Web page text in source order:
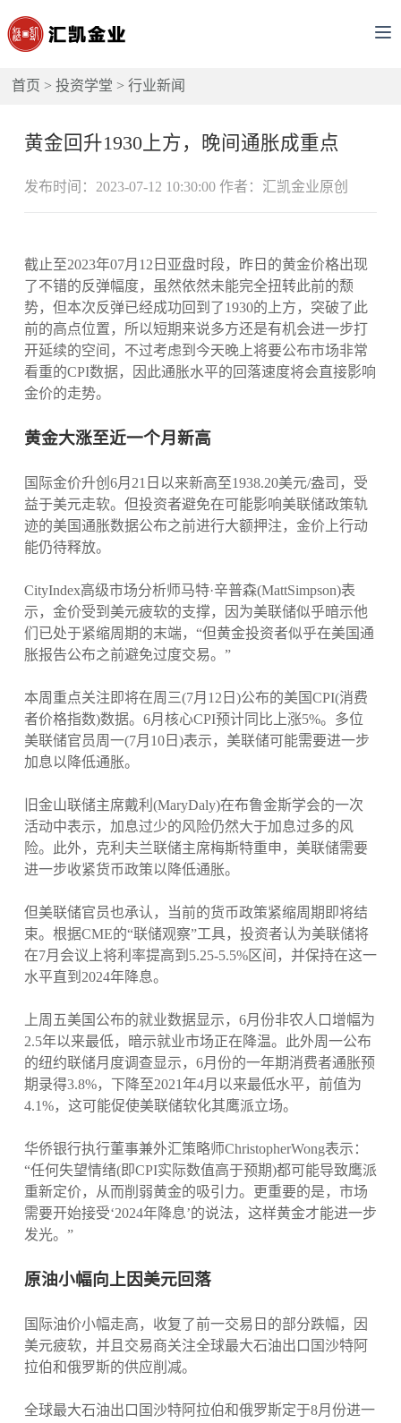
首页 >投资学堂 >行业新闻
黄金回升1930上方，晚间通胀成重点
发布时间：2023-07-12 10:30:00 作者：汇凯金业原创
截止至2023年07月12日亚盘时段，昨日的黄金价格出现
了不错的反弹幅度，虽然依然未能完全扭转此前的颓
势，但本次反弹已经成功回到了1930的上方，突破了此
前的高点位置，所以短期来说多方还是有机会进一步打
开延续的空间，不过考虑到今天晚上将要公布市场非常
看重的CPI数据，因此通胀水平的回落速度将会直接影响
金价的走势。
黄金大涨至近一个月新高
国际金价升创6月21日以来新高至1938.20美元/盎司，受
益于美元走软。但投资者避免在可能影响美联储政策轨
迹的美国通胀数据公布之前进行大额押注，金价上行动
能仍待释放。
CityIndex高级市场分析师马特·辛普森(MattSimpson)表
示，金价受到美元疲软的支撑，因为美联储似乎暗示他
们已处于紧缩周期的末端，“但黄金投资者似乎在美国通
胀报告公布之前避免过度交易。”
本周重点关注即将在周三(7月12日)公布的美国CPI(消费
者价格指数)数据。6月核心CPI预计同比上涨5%。多位
美联储官员周一(7月10日)表示，美联储可能需要进一步
加息以降低通胀。
旧金山联储主席戴利(MaryDaly)在布鲁金斯学会的一次
活动中表示，加息过少的风险仍然大于加息过多的风
险。此外，克利夫兰联储主席梅斯特重申，美联储需要
进一步收紧货币政策以降低通胀。
但美联储官员也承认，当前的货币政策紧缩周期即将结
束。根据CME的“联储观察”工具，投资者认为美联储将
在7月会议上将利率提高到5.25-5.5%区间，并保持在这一
水平直到2024年降息。
上周五美国公布的就业数据显示，6月份非农人口增幅为
2.5年以来最低，暗示就业市场正在降温。此外周一公布
的纽约联储月度调查显示，6月份的一年期消费者通胀预
期录得3.8%，下降至2021年4月以来最低水平，前值为
4.1%，这可能促使美联储软化其鹰派立场。
华侨银行执行董事兼外汇策略师ChristopherWong表示：
“任何失望情绪(即CPI实际数值高于预期)都可能导致鹰派
重新定价，从而削弱黄金的吸引力。更重要的是，市场
需要开始接受‘2024年降息’的说法，这样黄金才能进一步
发光。”
原油小幅向上因美元回落
国际油价小幅走高，收复了前一交易日的部分跌幅，因
美元疲软，并且交易商关注全球最大石油出口国沙特阿
拉伯和俄罗斯的供应削减。
全球最大石油出口国沙特阿拉伯和俄罗斯定于8月份进一